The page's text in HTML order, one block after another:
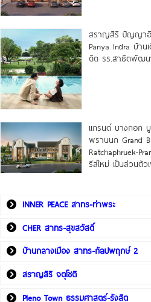
สราญสิริ ปัญญาอิ
Panya Indra บ้า
ดิด รร.สาธิตพัฒน
แกรนด์ บางกอก
พรานนก Grand
Ratchaphruek-
รีส์ใหม่ เป็นส่วนตั
INNER PEACE สาทร-ท่าพระ
CHER สาทร-สุขสวัสดิ์
บ้านกลางเมือง สาทร-กัลปพฤกษ์ 2
สราญสิริ จตุโชติ
Pleno Town ธรรมศาสตร์-รังสิต